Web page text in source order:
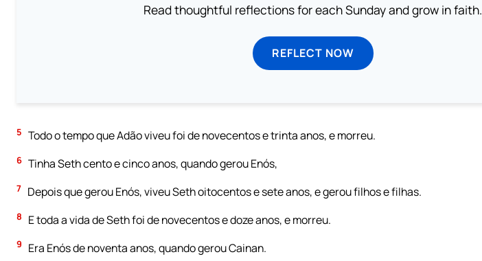
Read thoughtful reflections for each Sunday and grow in faith.
REFLECT NOW
5 Todo o tempo que Adão viveu foi de novecentos e trinta anos, e morreu.
6 Tinha Seth cento e cinco anos, quando gerou Enós,
7 Depois que gerou Enós, viveu Seth oitocentos e sete anos, e gerou filhos e filhas.
8 E toda a vida de Seth foi de novecentos e doze anos, e morreu.
9 Era Enós de noventa anos, quando gerou Cainan.